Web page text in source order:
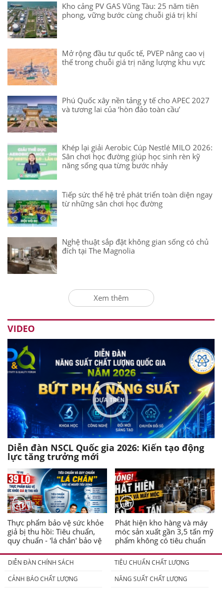
Kho cảng PV GAS Vũng Tàu: 25 năm tiên
phong, vững bước cùng chuỗi giá trị khí
Mở rộng đầu tư quốc tế, PVEP nâng cao vị
thế trong chuỗi giá trị năng lượng khu vực
Phú Quốc xây nền tảng y tế cho APEC 2027
và tương lai của ‘hòn đảo toàn cầu’
Khép lại giải Aerobic Cúp Nestlé MILO 2026:
Sân chơi học đường giúp học sinh rèn kỹ
năng sống qua từng bước nhảy
Tiếp sức thế hệ trẻ phát triển toàn diện ngay
từ những sân chơi học đường
Nghệ thuật sắp đặt không gian sống có chủ
đích tại The Magnolia
Xem thêm
VIDEO
Diễn đàn NSCL Quốc gia 2026: Kiến tạo động
lực tăng trưởng mới
Thực phẩm bảo vệ sức khỏe
giả bị thu hồi: Tiêu chuẩn,
quy chuẩn - 'lá chắn' bảo vệ
Phát hiện kho hàng và máy
móc sản xuất gần 3,5 tấn mỹ
phẩm không có tiêu chuẩn
DIỄN ĐÀN CHÍNH SÁCH
TIÊU CHUẨN CHẤT LƯỢNG
CẢNH BÁO CHẤT LƯỢNG
NĂNG SUẤT CHẤT LƯỢNG